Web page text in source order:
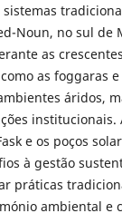
sistemas
Noun, no sul de
as
as foggaras
áridos,
e os poços
à gestão
práticas
ambiental e